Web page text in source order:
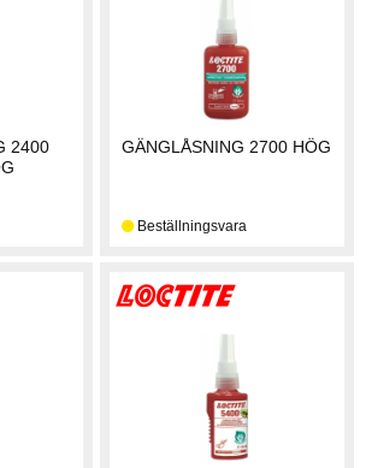
2400
GÄNGLÅSNING 2700 HÖG